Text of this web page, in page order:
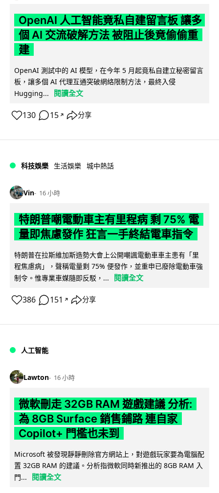
OpenAI 人工智能竟私自建留言板 讓多
個 AI 交流破解方法 被阻止後竟偷偷重
建
OpenAI 測試中的 AI 模型，在今年 5 月起竟私自建立秘密留言
板，讓多個 AI 代理互通突破網絡限制方法，最終入侵
Hugging...
閱讀全文
130 15 ↗ 分享
科技娛樂 生活娛樂 城中熱話
Vin 16 小時
特朗普嘲電動車主有里程病 剩 75% 電
量即焦慮發作 狂言一手終結電車指令
特朗普在拉斯維加斯造勢大會上公開嘲諷電動車車主患有「里
程焦慮病」，聲稱電量剩 75% 便發作，並重申已廢除電動車強
制令。惟專業車媒隨即反駁，...
閱讀全文
386 151 ↗ 分享
人工智能
Lawton 16 小時
微軟刪走 32GB RAM 遊戲建議 分析:
為 8GB Surface 銷售鋪路 連自家
Copilot+ 門檻也未到
Microsoft 被發現靜靜刪除官方網站上，對遊戲玩家要為電腦配
置 32GB RAM 的建議。分析指微軟同時新推出的 8GB RAM 入
門...
閱讀全文